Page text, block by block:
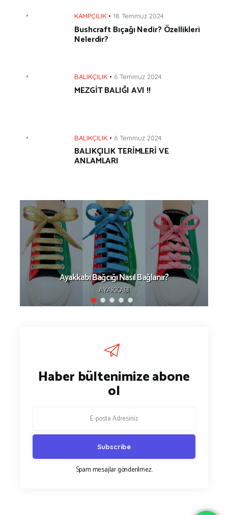
KAMPÇILIK 18 Temmuz 2024
Bushcraft Bıçağı Nedir? Özellikleri
Nelerdir?
BALIKÇILIK 6 Temmuz 2024
MEZGİT BALIĞI AVI !!
BALIKÇILIK 6 Temmuz 2024
BALIKÇILIK TERİMLERİ VE
ANLAMLARI
Ayakkabı Bağcığı Nasıl Bağlanır?
AYAKKABI
Haber bültenimize abone
ol
Spam mesajlar gönderilmez.